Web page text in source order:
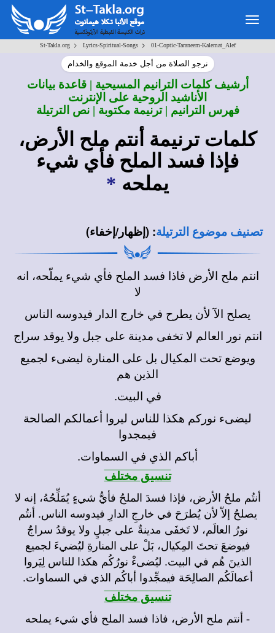
St-Takla.org> Lyrics-Spiritual-Songs> 01-Coptic-Taraneem-Kalemat_Alef
نرجو الصلاة من أجل خدمة الموقع والخدام
أرشيف كلمات الترانيم المسيحية | قاعدة بيانات
الأناشيد الروحية على الإنترنت
فهرس الترانيم | ترنيمة مكتوبة | نص الترتيلة
كلمات ترنيمة أنتم ملح الأرض،
فإذا فسد الملح فأي شيء
يملحه *
تصنيف موضوع الترتيلة: (إظهار/إخفاء)
انتم ملح الأرض فاذا فسد الملح فأي شيء يملّحه، انه
لا
يصلح الآ لأن يطرح في خارج الدار فيدوسه الناس
انتم نور العالم لا تخفى مدينة على جبل ولا يوقد سراج
ويوضع تحت المكيال بل على المنارة ليضىء لجميع
الذين هم
في البيت.
ليضىء نوركم هكذا للناس ليروا أعمالكم الصالحة
فيمجدوا
أباكم الذي في السماوات.
تنسيق مختلف
أنتُم ملحُ الأرض، فإذا فسدَ الملحُ فأيُّ شيءٍ يُمَلِّحُهُ، إنه لا
يصلحُ إلاّ لأن يُطرَحَ في خارجِ الدارِ فيدوسه الناس. أنتُم
نورُ العالَم، لا تَخفَى مدينةٌ على جبلٍ ولا يوقدُ سراجٌ
فيوضعَ تحتَ المِكيال، بَلْ على المنارةِ ليُضيءَ لجميع
الذينَ هُم في البيت. ليُضىءْ نورُكُم هكذا للناس لِيَروا
أعمالَكُم الصالِحَة فيمجِّدوا أباكُم الذي في السماوات.
تنسيق مختلف
- أنتم ملح الأرض، فاذا فسد الملح فأي شيء يملحه